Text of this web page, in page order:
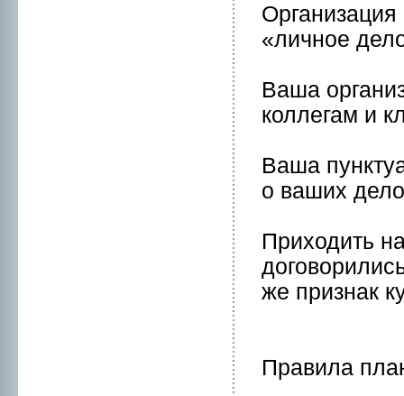
Организация
«личнoе
Ваша
коллегам и
Ваша
о ваших
Приходить
же признак
Правила